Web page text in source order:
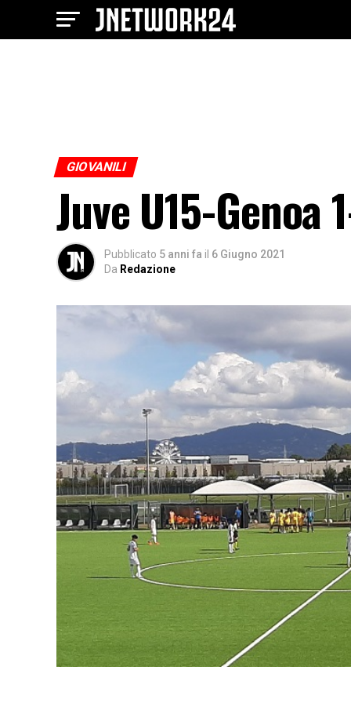
GIOVANILI
Juve U15-
Pubblicato 5 anni fa il 6 Giugno 2021
Da Redazione